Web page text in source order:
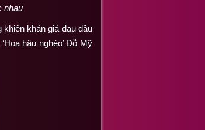
nhau
khiến khán giả đau đầu
hậu nghèo’ Đỗ Mỹ